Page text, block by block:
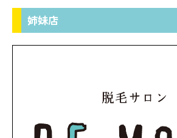
姉妹店